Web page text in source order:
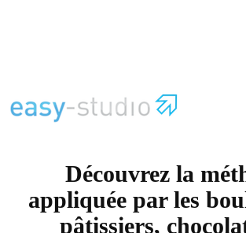
Découvrez la
appliquée par les
pâtissiers,